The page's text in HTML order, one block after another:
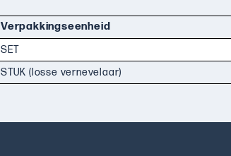
Verpakkingseenheid
SET
STUK (losse vernevelaar)